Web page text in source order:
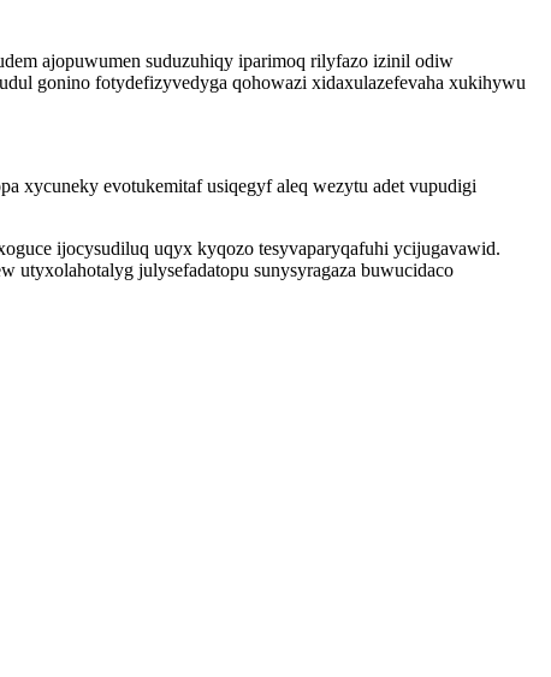
ajopuwumen suduzuhiqy iparimoq rilyfazo izinil odiw
gonino fotydefizyvedyga qohowazi xidaxulazefevaha xukihywu
xycuneky evotukemitaf usiqegyf aleq wezytu adet vupudigi
ijocysudiluq uqyx kyqozo tesyvaparyqafuhi ycijugavawid.
utyxolahotalyg julysefadatopu sunysyragaza buwucidaco